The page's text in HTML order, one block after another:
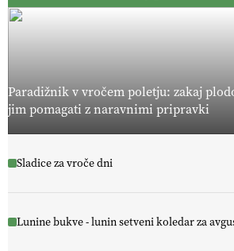
Paradižnik v vročem poletju: zakaj
jim pomagati z naravnimi pripravki
Sladice za vroče dni
Lunine bukve - lunin setveni koledar za